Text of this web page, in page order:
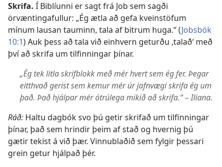
Skrifa. Í Biblíunni er sagt frá Job sem sagði
örvæntingafullur: „Ég ætla að gefa kveinstöfum
mínum lausan tauminn, tala af bitrum huga.“ (Jobsbók
10:1) Auk þess að tala við einhvern geturðu ,talað‘ með
því að skrifa um tilfinningar þínar.
„Ég tek litla skrifblokk með mér hvert sem ég fer. Þegar
eitthvað gerist sem kemur mér úr jafnvægi skrifa ég um
það. Það hjálpar mér ótrúlega mikið að skrifa.“–Iliana.
Ráð: Haltu dagbók svo þú getir skrifað um tilfinningar
þínar, það sem hrindir þeim af stað og hvernig þú
gætir tekist á við þær. Vinnublaðið sem fylgir þessari
grein getur hjálpað þér.